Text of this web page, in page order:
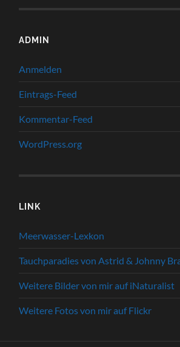
ADMIN
Anmelden
Eintrags-Feed
Kommentar-Feed
WordPress.org
LINK
Meerwasser-Lexkon
Tauchparadies von Astrid & Johnny
Weitere Bilder von mir auf iNaturalist
Weitere Fotos von mir auf Flickr